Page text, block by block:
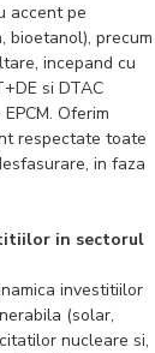
accent pe
precum
incepand cu
si DTAC
Oferim
respectate toate
in faza
in sectorul
investitiilor
(solar,
nucleare si,